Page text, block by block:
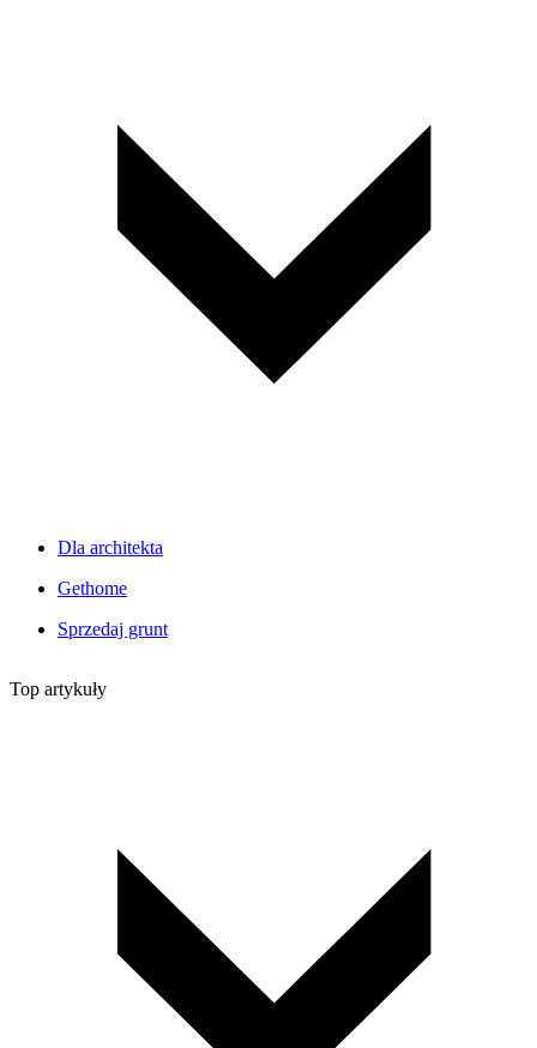
Dla architekta
Gethome
Sprzedaj grunt
Top artykuły